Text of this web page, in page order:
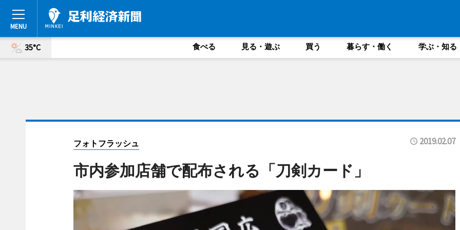
35°C 食べる 見る・遊ぶ 買う 暮らす・働く 学ぶ・知る
フォトフラッシュ 2019.02.07
市内参加店舗で配布される「刀剣カード」